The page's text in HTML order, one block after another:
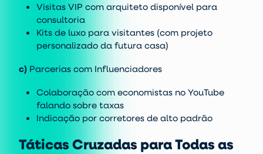
Visitas VIP com arquiteto disponível para
consultoria
Kits de luxo para visitantes (com projeto
personalizado da futura casa)
c) Parcerias com Influenciadores
Colaboração com economistas no YouTube
falando sobre taxas
Indicação por corretores de alto padrão
Táticas Cruzadas para Todas as